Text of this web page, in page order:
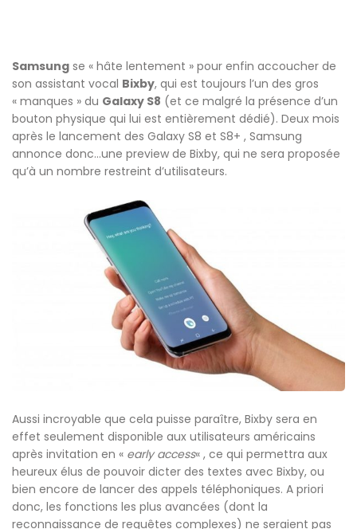
Samsung se « hâte lentement » pour enfin accoucher de
son assistant vocal Bixby, qui est toujours l’un des gros
« manques » du Galaxy S8 (et ce malgré la présence d’un
bouton physique qui lui est entièrement dédié). Deux mois
après le lancement des Galaxy S8 et S8+ , Samsung
annonce donc…une preview de Bixby, qui ne sera proposée
qu’à un nombre restreint d’utilisateurs.
Aussi incroyable que cela puisse paraître, Bixby sera en
effet seulement disponible aux utilisateurs américains
après invitation en « early access« , ce qui permettra aux
heureux élus de pouvoir dicter des textes avec Bixby, ou
bien encore de lancer des appels téléphoniques. A priori
donc, les fonctions les plus avancées (dont la
reconnaissance de requêtes complexes) ne seraient pas